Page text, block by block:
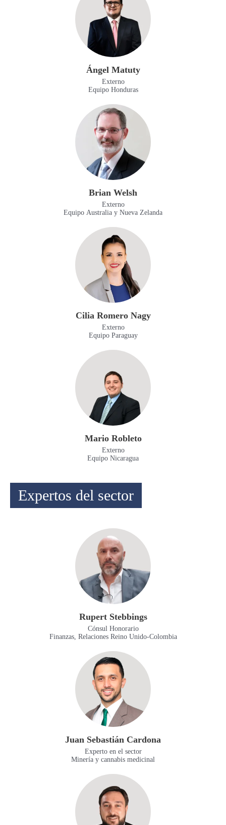
Ángel Matuty
Externo
Equipo Honduras
Brian Welsh
Externo
Equipo Australia y Nueva Zelanda
Cilia Romero Nagy
Externo
Equipo Paraguay
Mario Robleto
Externo
Equipo Nicaragua
Expertos del sector
Rupert Stebbings
Cónsul Honorario
Finanzas, Relaciones Reino Unido-Colombia
Juan Sebastián Cardona
Experto en el sector
Minería y cannabis medicinal